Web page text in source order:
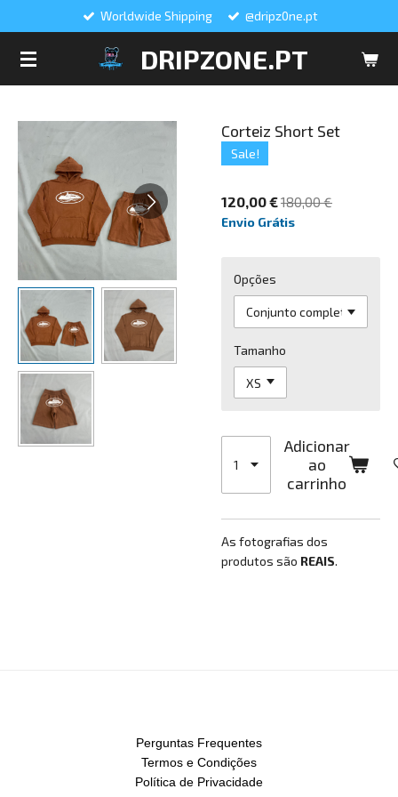
DRIPZONE.PT
Worldwide Shipping @dripz0ne.pt
Corteiz Short Set
Sale!
120,00 €180,00 €
Envio Grátis
Opções
Tamanho
Adicionar
ao
carrinho
As fotografias dos
produtos são REAIS.
Perguntas Frequentes
Termos e Condições
Política de Privacidade